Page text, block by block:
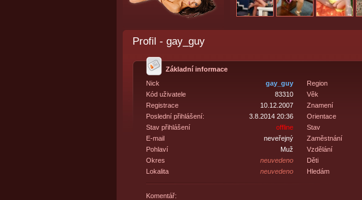
Profil - gay_guy
Základní informace
Nick
gay_guy
Kód uživatele
83310
Registrace
10.12.2007
Poslední přihlášení:
3.8.2014 20:36
Stav přihlášení
offline
E-mail
neveřejný
Pohlaví
Muž
Okres
neuvedeno
Lokalita
neuvedeno
Region
Věk
Znamení
Orientace
Stav
Zaměstnání
Vzdělání
Děti
Hledám
Komentář: